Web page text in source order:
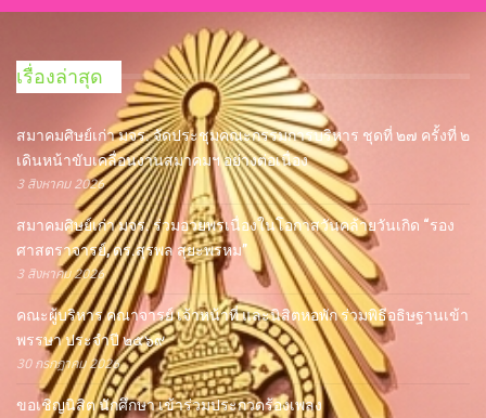
เรื่องล่าสุด
สมาคมศิษย์เก่า มจร. จัดประชุมคณะกรรมการบริหาร ชุดที่ ๒๗ ครั้งที่ ๒
เดินหน้าขับเคลื่อนงานสมาคมฯ อย่างต่อเนื่อง
3 สิงหาคม 2026
สมาคมศิษย์เก่า มจร. ร่วมอวยพรเนื่องในโอกาสวันคล้ายวันเกิด “รอง
ศาสตราจารย์, ดร.สุรพล สุยะพรหม”
3 สิงหาคม 2026
คณะผู้บริหาร คณาจารย์ เจ้าหน้าที่ และนิสิตหอพัก ร่วมพิธีอธิษฐานเข้า
พรรษา ประจำปี ๒๕๖๙
30 กรกฎาคม 2026
ขอเชิญนิสิต นักศึกษา เข้าร่วมประกวดร้องเพลง